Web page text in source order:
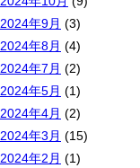
2024年9月 (3)
2024年8月 (4)
2024年7月 (2)
2024年5月 (1)
2024年4月 (2)
2024年3月 (15)
2024年2月 (1)